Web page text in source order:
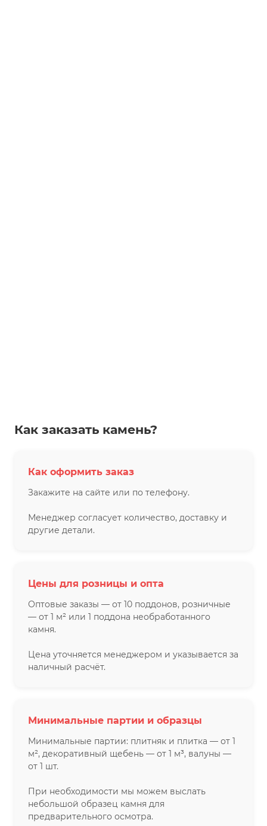
Как заказать камень?
Как оформить заказ
Закажите на сайте или по телефону.
Менеджер согласует количество, доставку и
другие детали.
Цены для розницы и опта
Оптовые заказы — от 10 поддонов, розничные
— от 1 м² или 1 поддона необработанного
камня.
Цена уточняется менеджером и указывается за
наличный расчёт.
Минимальные партии и образцы
Минимальные партии: плитняк и плитка — от 1
м², декоративный щебень — от 1 м³, валуны —
от 1 шт.
При необходимости мы можем выслать
небольшой образец камня для
предварительного осмотра.